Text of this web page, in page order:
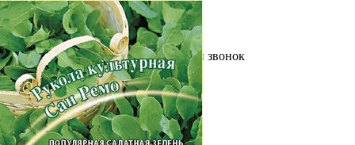
Выберите город
Обратный звонокЗаказать обратный звонок
Каталог
Семена